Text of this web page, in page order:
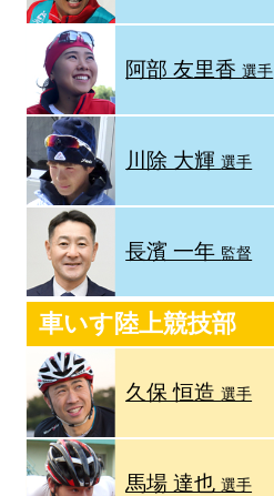
阿部 友里香選手
川除 大輝選手
長濱 一年 監督
車いす陸上競技部
久保 恒造選手
馬場 達也選手